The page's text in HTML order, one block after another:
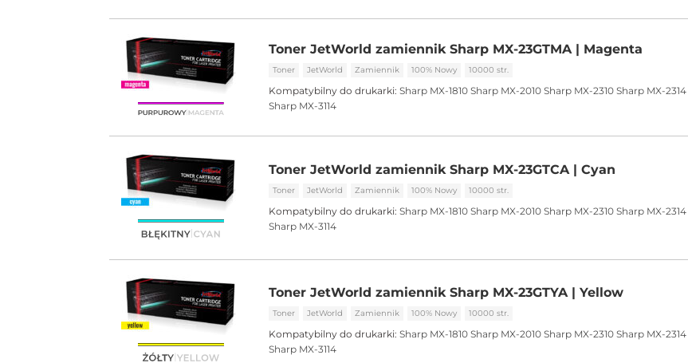
Toner JetWorld zamiennik Sharp MX-23GTMA | Magenta
Toner JetWorld Zamiennik 100% Nowy 10000 str.
Kompatybilny do drukarki: Sharp MX-1810 Sharp MX-2010 Sharp MX-2310 Sharp MX-2314
Sharp MX-3114
Toner JetWorld zamiennik Sharp MX-23GTCA | Cyan
Toner JetWorld Zamiennik 100% Nowy 10000 str.
Kompatybilny do drukarki: Sharp MX-1810 Sharp MX-2010 Sharp MX-2310 Sharp MX-2314
Sharp MX-3114
Toner JetWorld zamiennik Sharp MX-23GTYA | Yellow
Toner JetWorld Zamiennik 100% Nowy 10000 str.
Kompatybilny do drukarki: Sharp MX-1810 Sharp MX-2010 Sharp MX-2310 Sharp MX-2314
Sharp MX-3114